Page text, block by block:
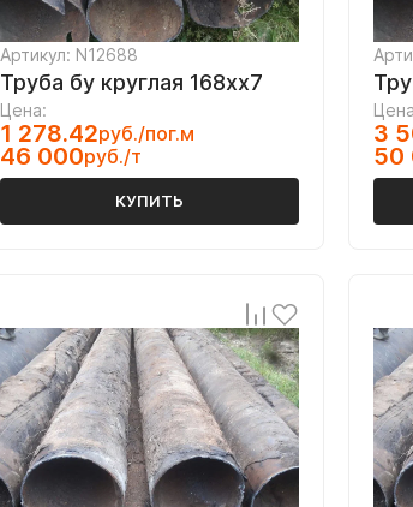
Артикул: N12688
Труба бу круглая 168хх7
Цена:
1 278.42руб./пог.м
46 000руб./т
КУПИТЬ
3
50